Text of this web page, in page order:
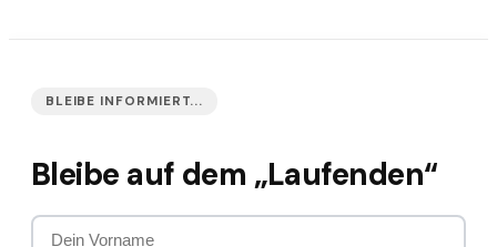
BLEIBE INFORMIERT...
Bleibe auf dem „Laufenden“